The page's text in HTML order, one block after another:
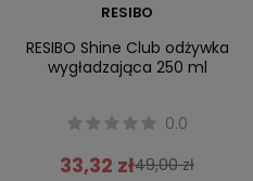
RESIBO
RESIBO Shine Club odżywka
wygładzająca 250 ml
0.0
33,32 zł49,00 zł